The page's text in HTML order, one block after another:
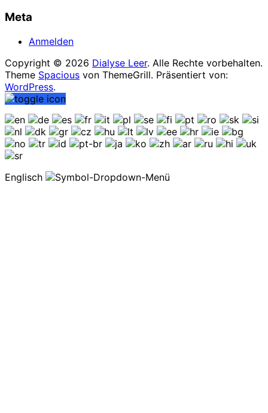
Meta
Anmelden
Copyright © 2026 Dialyse Leer. Alle Rechte vorbehalten.
Theme Spacious von ThemeGrill. Präsentiert von:
WordPress.
Englisch